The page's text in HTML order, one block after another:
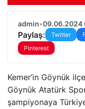
admin•09.06.2024
Paylaş: Twitter
Pinterest
Kemer’in Göynük
Göynük Atatürk
şampiyonaya